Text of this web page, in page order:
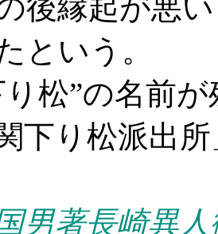
後縁起が悪
という。
り松”の名前
下り松派出
男著長崎異